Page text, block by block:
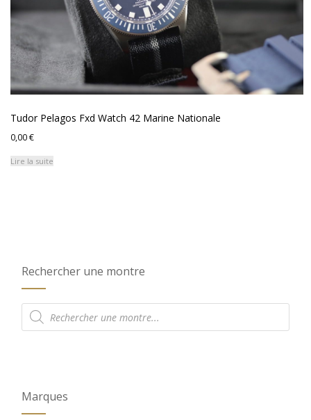
Tudor Pelagos Fxd Watch 42 Marine Nationale
0,00€
Lire la suite
Rechercher une montre
Recherche
de
produits
Marques